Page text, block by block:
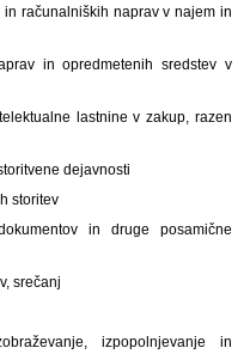
računalniških naprav v najem in
in opredmetenih sredstev v
lastnine v zakup, razen
dejavnosti
storitev
in druge posamične
srečanj
izpopolnjevanje in